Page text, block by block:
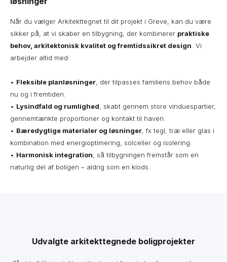
Når du vælger Arkitekttegnet til dit projekt i Greve, kan du være
sikker på, at vi skaber en tilbygning, der kombinerer praktiske
behov, arkitektonisk kvalitet og fremtidssikret design. Vi
arbejder altid med:
• Fleksible planløsninger, der tilpasses familiens behov både
nu og i fremtiden.
• Lysindfald og rumlighed, skabt gennem store vinduespartier,
gennemtænkte proportioner og kontakt til haven.
• Bæredygtige materialer og løsninger, fx tegl, træ eller glas i
kombination med energioptimering, solceller og isolering.
• Harmonisk integration, så tilbygningen fremstår som en
naturlig del af boligen – aldrig som en klods.
Udvalgte arkitekttegnede boligprojekter